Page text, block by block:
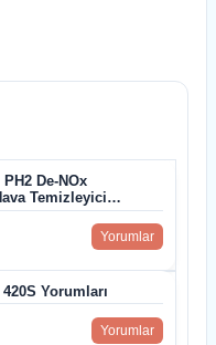
De-NOx
Temizleyici
Yorumlar
Yorumları
Yorumlar